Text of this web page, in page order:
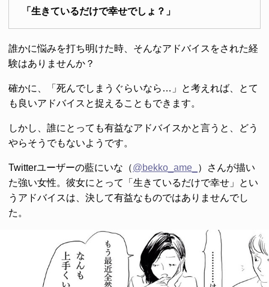
「生きているだけで幸せでしょ？」
誰かに悩みを打ち明けた時、そんなアドバイスをされた経
験はありませんか？
確かに、「死んでしまうぐらいなら…」と考えれば、とて
も良いアドバイスと捉えることもできます。
しかし、誰にとっても有益なアドバイスかと言うと、どう
やらそうでもないようです。
Twitterユーザーの藍にいな（@bekko_ame_
）さんが描い
た強い女性。彼女にとって「生きているだけで幸せ」とい
うアドバイスは、決して有益なものではありませんでし
た。